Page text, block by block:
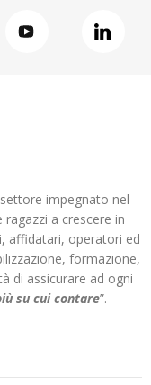
impegnato nel
a crescere in
affidatari, operatori ed
formazione,
di assicurare ad ogni
su cui contare”.